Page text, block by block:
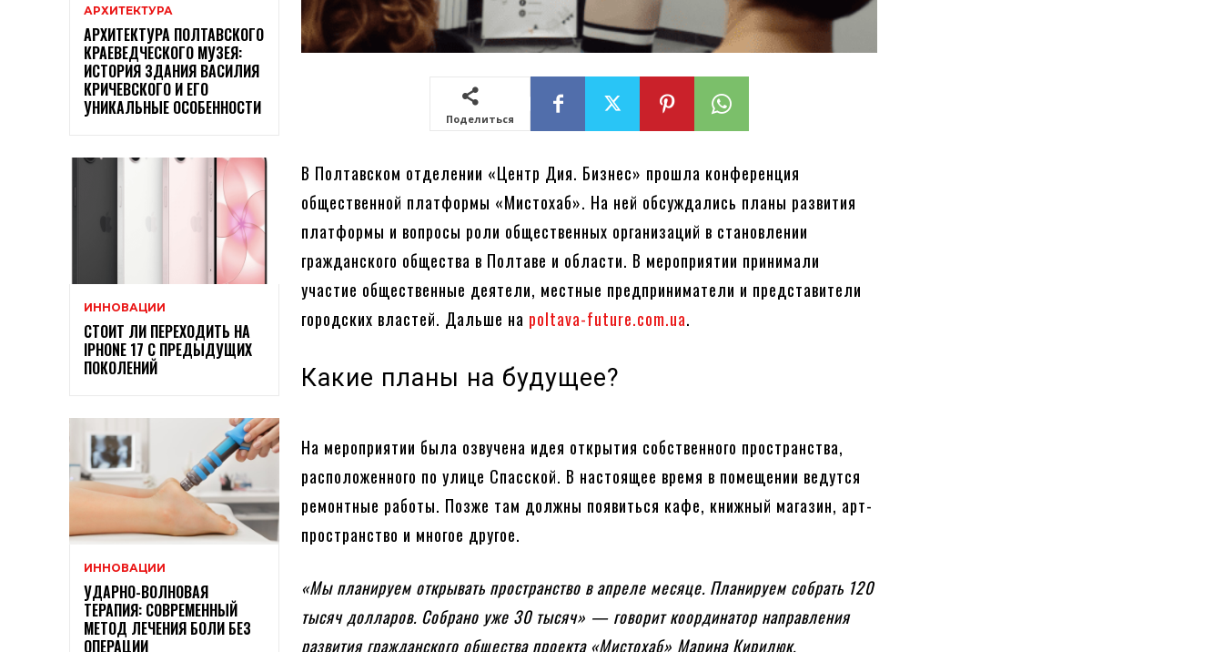
АРХИТЕКТУРА
АРХИТЕКТУРА ПОЛТАВСКОГО
КРАЕВЕДЧЕСКОГО МУЗЕЯ:
ИСТОРИЯ ЗДАНИЯ ВАСИЛИЯ
КРИЧЕВСКОГО И ЕГО
УНИКАЛЬНЫЕ ОСОБЕННОСТИ
ИННОВАЦИИ
СТОИТ ЛИ ПЕРЕХОДИТЬ НА
IPHONE 17 С ПРЕДЫДУЩИХ
ПОКОЛЕНИЙ
ИННОВАЦИИ
УДАРНО-ВОЛНОВАЯ
ТЕРАПИЯ: СОВРЕМЕННЫЙ
МЕТОД ЛЕЧЕНИЯ БОЛИ БЕЗ
ОПЕРАЦИИ
Поделиться
В Полтавском отделении «Центр Дия. Бизнес» прошла конференция
общественной платформы «Мистохаб». На ней обсуждались планы развития
платформы и вопросы роли общественных организаций в становлении
гражданского общества в Полтаве и области. В мероприятии принимали
участие общественные деятели, местные предприниматели и представители
городских властей. Дальше на poltava-future.com.ua.
Какие планы на будущее?
На мероприятии была озвучена идея открытия собственного пространства,
расположенного по улице Спасской. В настоящее время в помещении ведутся
ремонтные работы. Позже там должны появиться кафе, книжный магазин, арт-
пространство и многое другое.
«Мы планируем открывать пространство в апреле месяце. Планируем собрать 120
тысяч долларов. Собрано уже 30 тысяч» — говорит координатор направления
развития гражданского общества проекта «Мистохаб» Марина Кирилюк.